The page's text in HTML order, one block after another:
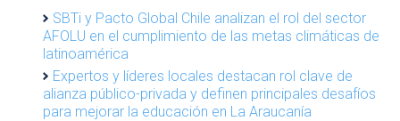
SBTi y Pacto Global Chile analizan el rol del sector
AFOLU en el cumplimiento de las metas climáticas de
latinoamérica
Expertos y líderes locales destacan rol clave de
alianza público-privada y definen principales desafíos
para mejorar la educación en La Araucanía